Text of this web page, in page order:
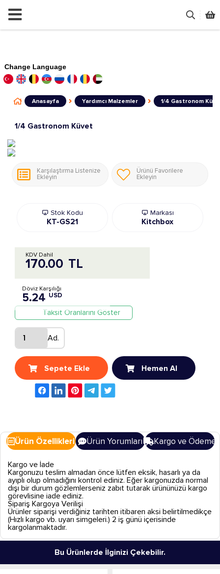
Change Language
Anasayfa Yardımcı Malzemler 1/4 Gastronom
1/4 Gastronom Küvet
Karşılaştırma Listenize
Ekleyin
Ürünü Favorilere
Ekleyin
Stok Kodu
KT-GS21
Markası
Kitchbox
170.00 TL
KDV Dahil
Döviz Karşılığı
5.24 USD
Taksit Oranlarını Göster
Ad.
Sepete Ekle Hemen Al
Ürün Özellikleri Ürün Yorumları Kargo ve Ödeme
Kargo ve İade
Kargonuzu teslim almadan önce lütfen eksik, hasarlı ya da
ayıplı olup olmadığını kontrol ediniz. Eğer kargonuzda normal
dışı bir durum gözlemlerseniz zabıt tutarak ürününüzü kargo
görevlisine iade ediniz.
Sipariş Kargoya Verilişi
Ürünler siparişi verdiğiniz tarihten itibaren aksi belirtilmedikçe
(Hızlı kargo vb. uyarı simgeleri.) 2 iş günü içerisinde
kargolanmaktadır.
Bu Ürünlerde İlginizi Çekebilir.